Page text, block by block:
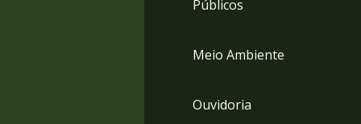
Públicos
Meio Ambiente
Ouvidoria